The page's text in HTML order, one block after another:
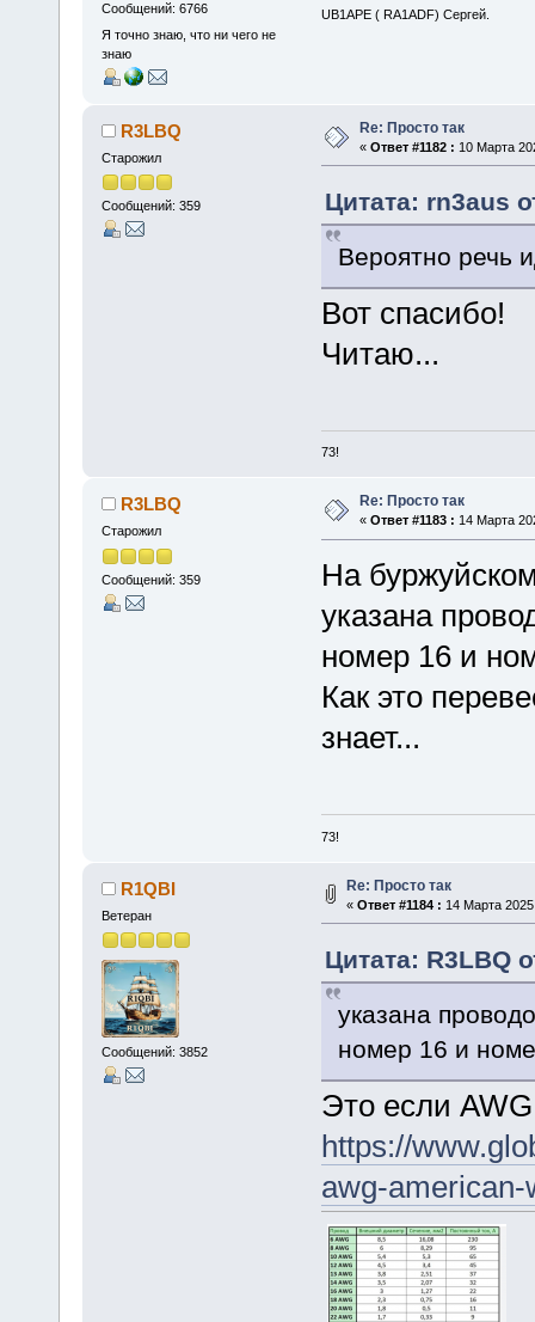
Сообщений: 6766
Я точно знаю, что ни чего не
знаю
UB1APE ( RA1ADF) Сергей.
R3LBQ
Старожил
Сообщений: 359
Re: Просто так
« Ответ #1182 : 10 Марта
Цитата: rn3aus
Вероятно речь
Вот спасибо!
Читаю...
73!
R3LBQ
Старожил
Сообщений: 359
Re: Просто так
« Ответ #1183 : 14 Марта
На
указана
номер 16 и
Как это
знает...
73!
R1QBI
Ветеран
Сообщений: 3852
Re: Просто так
« Ответ #1184 : 14 Марта
Цитата: R3LBQ
указана
номер 16 и
Это если
https://
awg-american-